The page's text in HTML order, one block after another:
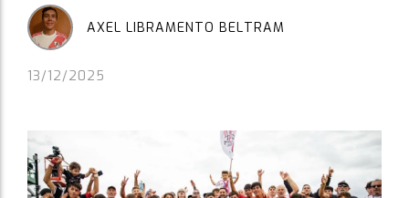
13/12/2025
AXEL LIBRAMENTO BELTRAM